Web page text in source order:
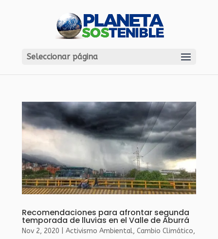
Seleccionar página
Recomendaciones para afrontar segunda
temporada de lluvias en el Valle de Aburrá
Nov 2, 2020 Activismo Ambiental, Cambio Climático,